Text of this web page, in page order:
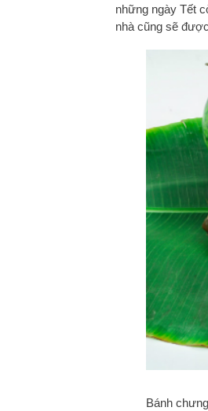
những ngày Tết
nhà cũng sẽ
Bánh